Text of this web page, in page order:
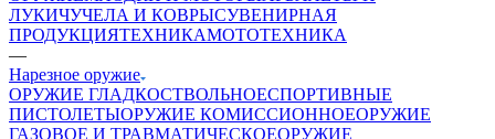
ЛУКИЧУЧЕЛА И КОВРЫСУВЕНИРНАЯ
ПРОДУКЦИЯТЕХНИКАМОТОТЕХНИКА
—
Нарезное оружие
ОРУЖИЕ ГЛАДКОСТВОЛЬНОЕСПОРТИВНЫЕ
ПИСТОЛЕТЫОРУЖИЕ КОМИССИОННОЕОРУЖИЕ
ГАЗОВОЕ И ТРАВМАТИЧЕСКОЕОРУЖИЕ